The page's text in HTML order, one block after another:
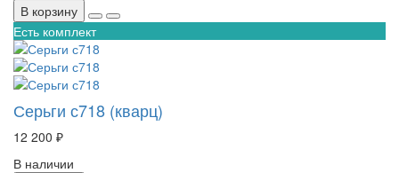
В корзину
Есть комплект
Серьги с718 (кварц)
12 200 ₽
В наличии